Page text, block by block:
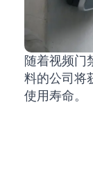
随着视频门
料的公司将
使用寿命。